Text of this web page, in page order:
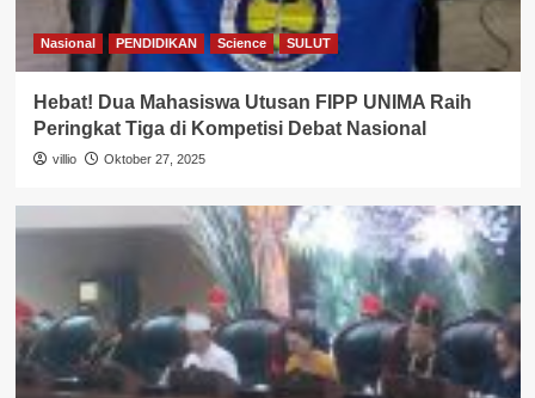
Nasional PENDIDIKAN Science SULUT
Hebat! Dua Mahasiswa Utusan FIPP UNIMA Raih
Peringkat Tiga di Kompetisi Debat Nasional
villio Oktober 27, 2025